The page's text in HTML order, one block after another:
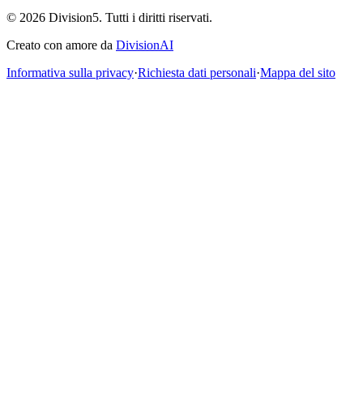
© 2026 Division5. Tutti i diritti riservati.
Creato con amore da DivisionAI
Informativa sulla privacy·Richiesta dati personali·Mappa del sito